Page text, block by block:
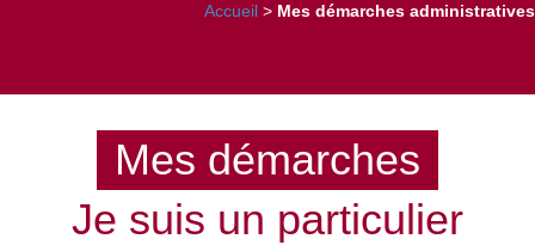
Accueil > Mes démarches administratives
Mes démarches
Je suis un particulier